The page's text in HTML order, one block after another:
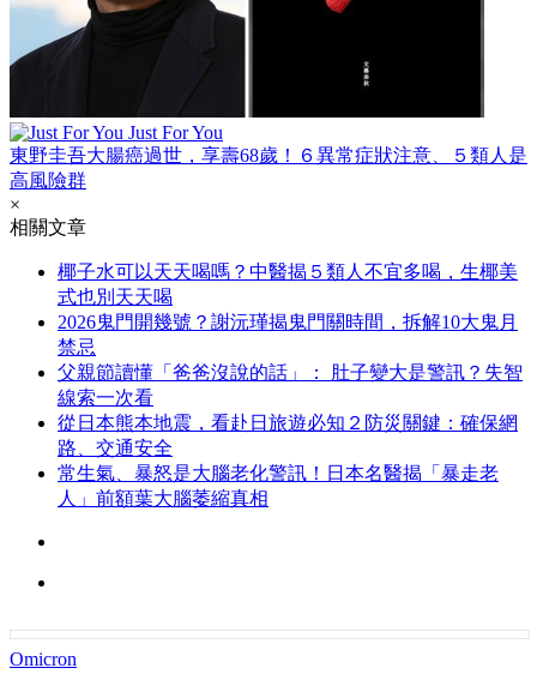
Just For You
東野圭吾大腸癌過世，享壽68歲！６異常症狀注意、５類人是
高風險群
×
相關文章
椰子水可以天天喝嗎？中醫揭５類人不宜多喝，生椰美
式也別天天喝
2026鬼門開幾號？謝沅瑾揭鬼門關時間，拆解10大鬼月
禁忌
父親節讀懂「爸爸沒說的話」： 肚子變大是警訊？失智
線索一次看
從日本熊本地震，看赴日旅遊必知２防災關鍵：確保網
路、交通安全
常生氣、暴怒是大腦老化警訊！日本名醫揭「暴走老
人」前額葉大腦萎縮真相
Omicron